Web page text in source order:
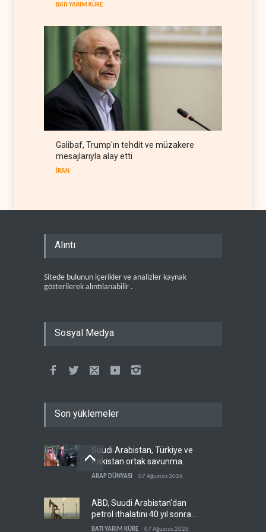
BATI YARIM KÜRE
Galibaf, Trump'ın tehdit ve müzakere
mesajlarıyla alay etti
İRAN
Alıntı
Sitede bulunun içerikler ve analizler kaynak
gösterilerek alıntılanabilir .
Sosyal Medya
Son yüklemeler
Suudi Arabistan, Türkiye ve
Pakistan ortak savunma
anlaşması imzaladı
ARAP DÜNYASI 07 Ağustos 2026
ABD, Suudi Arabistan'dan
petrol ithalatını 40 yıl sonra
ilk kez durdurdu
BATI YARIM KÜRE 07 Ağustos 2026